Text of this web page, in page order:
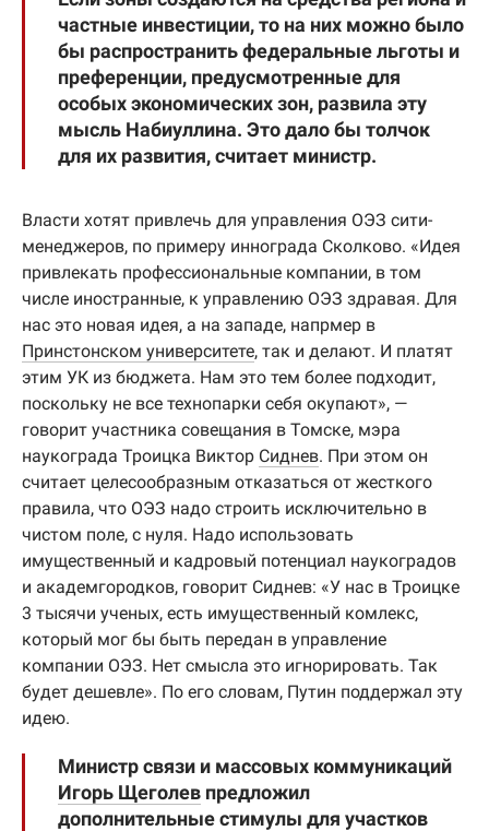
частные инвестиции, то на них можно было
бы распространить федеральные льготы и
преференции, предусмотренные для
особых экономических зон, развила эту
мысль Набиуллина. Это дало бы толчок
для их развития, считает министр.
Власти хотят привлечь для управления ОЭЗ сити-
менеджеров, по примеру иннограда Сколково. «Идея
привлекать профессиональные компании, в том
числе иностранные, к управлению ОЭЗ здравая. Для
нас это новая идея, а на западе, напрмер в
Принстонском университете, так и делают. И платят
этим УК из бюджета. Нам это тем более подходит,
поскольку не все технопарки себя окупают», —
говорит участника совещания в Томске, мэра
наукограда Троицка Виктор Сиднев. При этом он
считает целесообразным отказаться от жесткого
правила, что ОЭЗ надо строить исключительно в
чистом поле, с нуля. Надо использовать
имущественный и кадровый потенциал наукоградов
и академгородков, говорит Сиднев: «У нас в Троицке
3 тысячи ученых, есть имущественный комлекс,
который мог бы быть передан в управление
компании ОЭЗ. Нет смысла это игнорировать. Так
будет дешевле». По его словам, Путин поддержал эту
идею.
Министр связи и массовых коммуникаций
Игорь Щеголев предложил
дополнительные стимулы для участков